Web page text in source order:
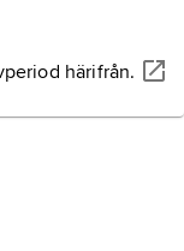
härifrån.